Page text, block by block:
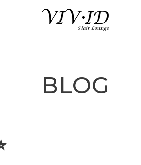
BLOG